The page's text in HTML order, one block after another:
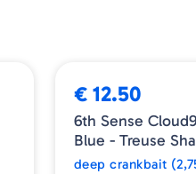
€ 12.50
6th Sense
Blue - Treuse
deep crankbait